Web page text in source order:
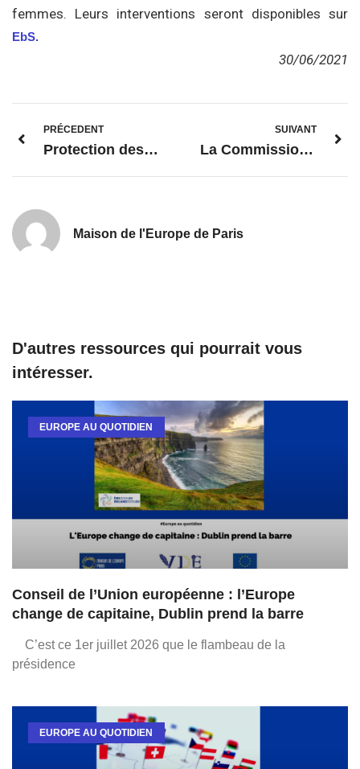
femmes. Leurs interventions seront disponibles sur
EbS.
30/06/2021
PRÉCEDENT
Protection des données: la Commission adopte des décisions relatives à l’adéquation du niveau de protection des données concernant le Royaume-Uni
SUIVANT
La Commission propose des mesures coordonnées pour la réouverture en toute sécurité des secteurs de la culture et de la création
Maison de l'Europe de Paris
D'autres ressources qui pourrait vous
intéresser.
EUROPE AU QUOTIDIEN
Conseil de l’Union européenne : l’Europe
change de capitaine, Dublin prend la barre
C’est ce 1er juillet 2026 que le flambeau de la
présidence
EUROPE AU QUOTIDIEN